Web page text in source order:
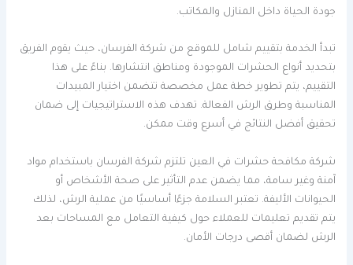
جودة الحياة داخل المنازل والمكاتب.
تبدأ الخدمة بتقييم شامل للموقع من شركة الفرسان، حيث يقوم الفريق
بتحديد أنواع الحشرات الموجودة ومناطق انتشارها. بناءً على هذا
التقييم، يتم تطوير خطة عمل مخصصة تتضمن اختيار المبيدات
المناسبة وطرق الرش الفعالة. تهدف هذه الاستراتيجيات إلى ضمان
تحقيق أفضل النتائج في أسرع وقت ممكن.
شركة مكافحة حشرات في العين تلتزم شركة الفرسان باستخدام مواد
آمنة وغير سامة، مما يضمن عدم التأثير على صحة الأشخاص أو
الحيوانات الأليفة. تعتبر السلامة جزءًا أساسيًا من عملية الرش، لذلك
يتم تقديم تعليمات للعملاء حول كيفية التعامل مع المساحات بعد
الرش لضمان أقصى درجات الأمان.